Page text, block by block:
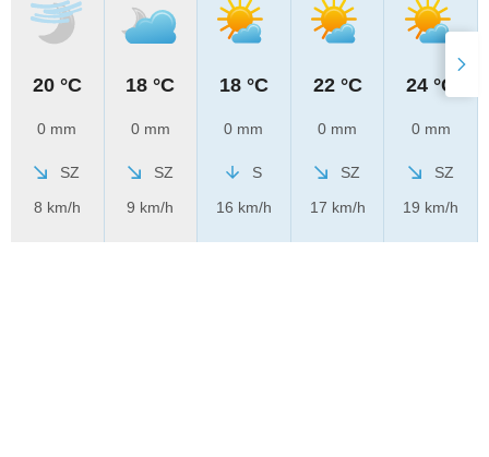
20 °C
0 mm
SZ
8 km/h
18 °C
0 mm
SZ
9 km/h
18 °C
0 mm
S
16 km/h
22 °C
0 mm
SZ
17 km/h
24 °C
0 mm
SZ
19 km/h